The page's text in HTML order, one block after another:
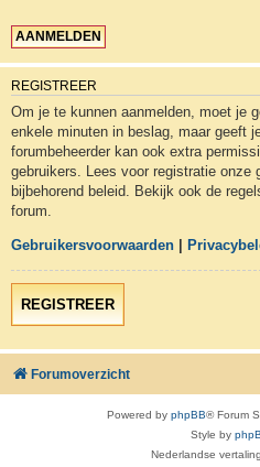
REGISTREER
Om je te kunnen aanmelden, moet je
enkele minuten in beslag, maar geeft
forumbeheerder kan ook extra
gebruikers. Lees voor registratie onze
bijbehorend beleid. Bekijk ook de
forum.
Gebruikersvoorwaarden
REGISTREER
Forumoverzicht
Powered by phpBB® Forum
Style by
Nederlandse